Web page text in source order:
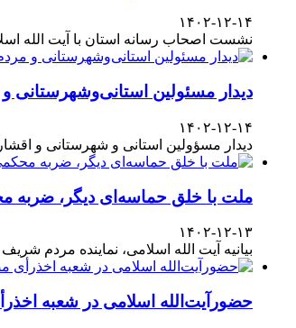
۱۴۰۲-۱۲-۱۴
نشست اصحاب رسانه استان با آیت الله
دیدار مسئولین استانی‌وشهرستانی
۱۴۰۲-۱۲-۱۴
دیدار مسؤولین استانی و شهرستانی و
ملت با خلق حماسه‌ای دیگر، ضربه
۱۴۰۲-۱۲-۱۳
بیانیه آیت الله اسلامی، نماینده مردم شریف استان قزوین در
حضورآیت‌الله اسلامی در شعبه